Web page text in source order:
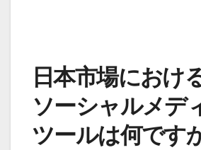
日本市場におけ
ソーシャルメデ
ツールは何です